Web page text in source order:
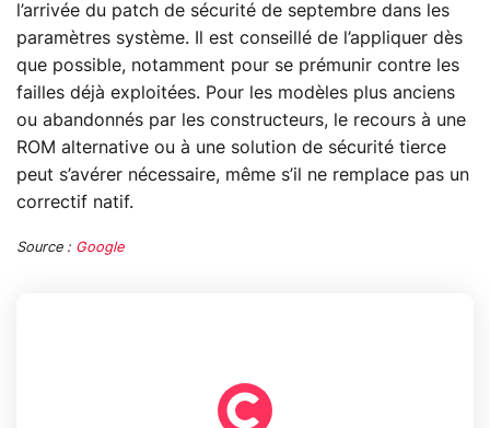
l’arrivée du patch de sécurité de septembre dans les
paramètres système. Il est conseillé de l’appliquer dès
que possible, notamment pour se prémunir contre les
failles déjà exploitées. Pour les modèles plus anciens
ou abandonnés par les constructeurs, le recours à une
ROM alternative ou à une solution de sécurité tierce
peut s’avérer nécessaire, même s’il ne remplace pas un
correctif natif.
Source : Google